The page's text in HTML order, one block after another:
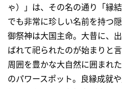
ゃ）」は、その名の通り「縁
でも非常に珍しい名前を持つ隠
御祭神は大国主命。大昔に、
ばれて祀られたのが始まりと言
周囲を豊かな大自然に囲まれ
のパワースポット。良縁成就